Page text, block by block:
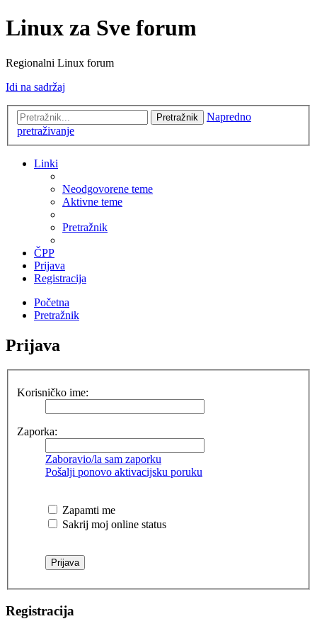
Linux za Sve forum
Regionalni Linux forum
Idi na sadržaj
Pretražnik
Napredno
pretraživanje
Linki
Neodgovorene teme
Aktivne teme
Pretražnik
ČPP
Prijava
Registracija
Početna
Pretražnik
Prijava
Korisničko ime:
Zaporka:
Zaboravio/la sam zaporku
Pošalji ponovo aktivacijsku poruku
Zapamti me
Sakrij moj online status
Registracija